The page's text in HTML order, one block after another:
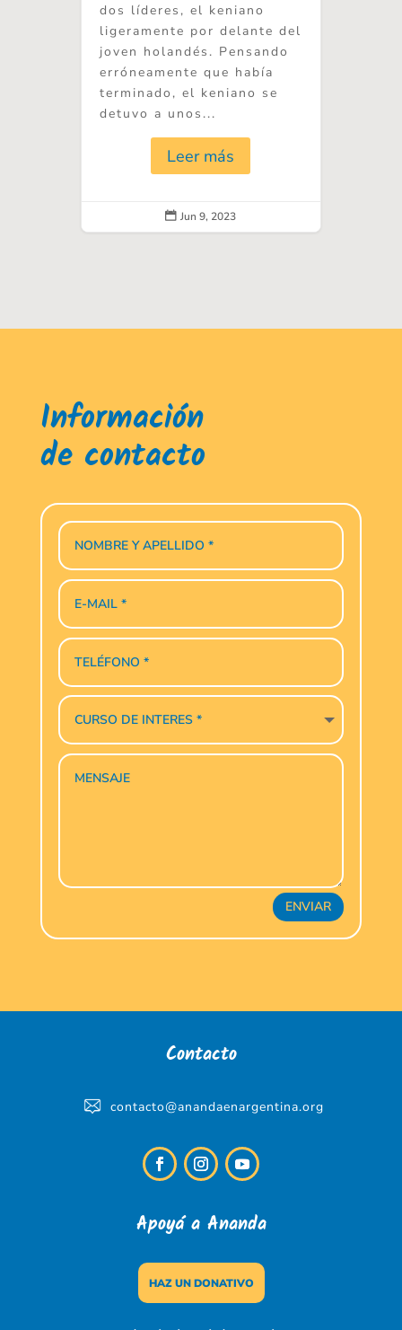
dos líderes, el keniano
ligeramente por delante del
joven holandés. Pensando
erróneamente que había
terminado, el keniano se
detuvo a unos...
Leer más
 Jun 9, 2023
Información
de contacto
ENVIAR
Contacto
contacto@anandaenargentina.org
Apoyá a Ananda
HAZ UN DONATIVO